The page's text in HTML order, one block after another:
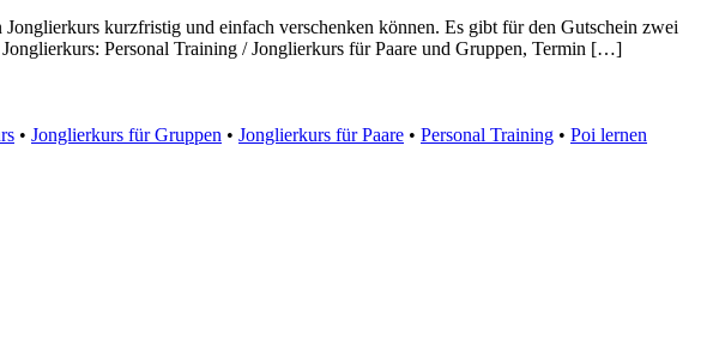
kurzfristig und einfach verschenken können. Es gibt für den Gutschein zwei
Personal Training / Jonglierkurs für Paare und Gruppen, Termin […]
• Jonglierkurs für Gruppen • Jonglierkurs für Paare • Personal Training • Poi lernen